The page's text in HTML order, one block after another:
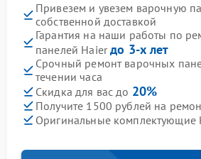
Привезем и увезем варочную
собственной доставкой
Гарантия на наши работы по
панелей Haierдо 3-х лет
Срочный ремонт варочных
течении часа
Скидка для вас до 20%
Получите 1500 рублей на
Оригинальные комплектующие